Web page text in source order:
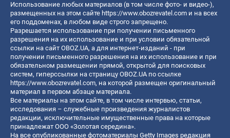
Использование любых материалов (в том числе фото- и видео-),
размещенных на этом сайте https://www.obozrevatel.com и на всех
его поддоменах, в любом виде строго запрещено.
Разрешается использование при получении письменного
разрешения на их использование и при условии обязательной
ссылки на сайт OBOZ.UA, а для интернет-изданий - при
получении письменного разрешения на их использование и при
обязательном размещении прямой, открытой для поисковых
систем, гиперссылки на страницу OBOZ.UA по ссылке
https://www.obozrevatel.com, на которой размещен оригинальный
материал в первом абзаце материала.
Все материалы на этом сайте, в том числе интервью, статьи,
исследования – служебные произведения журналистов
редакции, исключительные имущественные права на которые
принадлежат ООО «Золотая середина».
На все опубликованные фотоматериалы Getty Images редакция